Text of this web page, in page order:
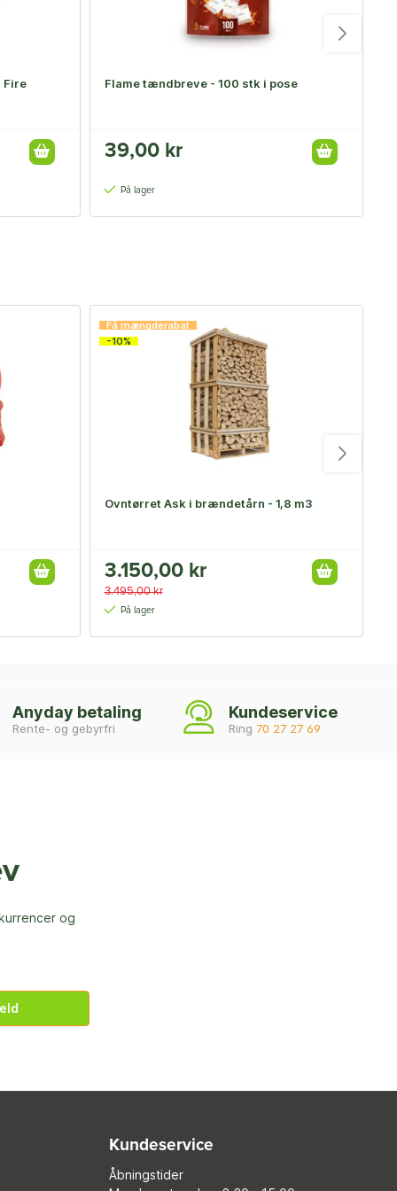
Flame tændbreve - 100 stk i pose
39,00 kr
På lager
Få mængderabat
-10%
Ovntørret Ask i brændetårn - 1,8 m3
3.150,00 kr
3.495,00 kr
På lager
Anyday betaling
Rente- og gebyrfri
Kundeservice
Ring 70 27 27 69
og
Kundeservice
Åbningstider